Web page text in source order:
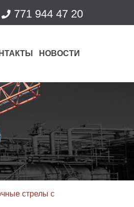
771 944 47 20
НОВОСТИ
стрелы c